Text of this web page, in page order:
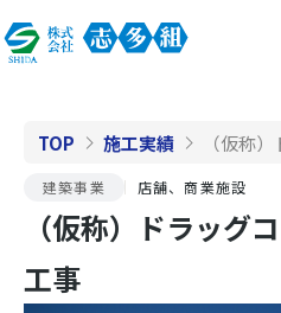
TOP 施工実績
建築事業 店舗、商業施設
（仮称）ドラッグ
工事